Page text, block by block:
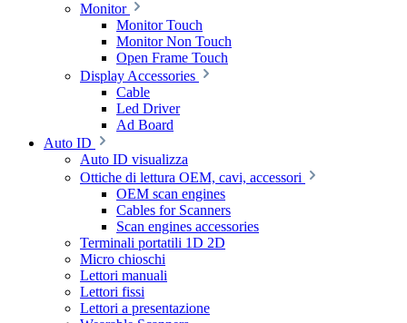
Monitor
Monitor Touch
Monitor Non Touch
Open Frame Touch
Display Accessories
Cable
Led Driver
Ad Board
Auto ID
Auto ID visualizza
Ottiche di lettura OEM, cavi, accessori
OEM scan engines
Cables for Scanners
Scan engines accessories
Terminali portatili 1D 2D
Micro chioschi
Lettori manuali
Lettori fissi
Lettori a presentazione